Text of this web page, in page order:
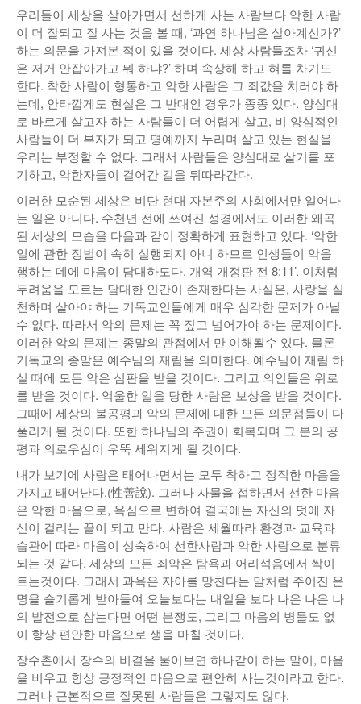
우리들이 세상을 살아가면서 선하게 사는 사람보다 악한 사람
이 더 잘되고 잘 사는 것을 볼 때, ‘과연 하나님은 살아계신가?’
하는 의문을 가져본 적이 있을 것이다. 세상 사람들조차 ‘귀신
은 저거 안잡아가고 뭐 하냐?’ 하며 속상해 하고 혀를 차기도
한다. 착한 사람이 형통하고 악한 사람은 그 죄값을 치러야 하
는데, 안타깝게도 현실은 그 반대인 경우가 종종 있다. 양심대
로 바르게 살고자 하는 사람들이 더 어렵게 살고, 비 양심적인
사람들이 더 부자가 되고 명예까지 누리며 살고 있는 현실을
우리는 부정할 수 없다. 그래서 사람들은 양심대로 살기를 포
기하고, 악한자들이 걸어간 길을 뒤따라간다.
이러한 모순된 세상은 비단 현대 자본주의 사회에서만 일어나
는 일은 아니다. 수천년 전에 쓰여진 성경에서도 이러한 왜곡
된 세상의 모습을 다음과 같이 정확하게 표현하고 있다. ‘악한
일에 관한 징벌이 속히 실행되지 아니 하므로 인생들이 악을
행하는 데에 마음이 담대하도다. 개역 개정판 전 8:11’. 이처럼
두려움을 모르는 담대한 인간이 존재한다는 사실은, 사랑을 실
천하며 살아야 하는 기독교인들에게 매우 심각한 문제가 아닐
수 없다. 따라서 악의 문제는 꼭 짚고 넘어가야 하는 문제이다.
이러한 악의 문제는 종말의 관점에서 만 이해될수 있다. 물론
기독교의 종말은 예수님의 재림을 의미한다. 예수님이 재림 하
실 때에 모든 악은 심판을 받을 것이다. 그리고 의인들은 위로
를 받을 것이다. 억울한 일을 당한 사람은 보상을 받을 것이다.
그때에 세상의 불공평과 악의 문제에 대한 모든 의문점들이 다
풀리게 될 것이다. 또한 하나님의 주권이 회복되며 그 분의 공
평과 의로우심이 우뚝 세워지게 될 것이다.
내가 보기에 사람은 태어나면서는 모두 착하고 정직한 마음을
가지고 태어난다.(性善說). 그러나 사물을 접하면서 선한 마음
은 악한 마음으로, 욕심으로 변하여 결국에는 자신의 덧에 자
신이 걸리는 꼴이 되고 만다. 사람은 세월따라 환경과 교육과
습관에 따라 마음이 성숙하여 선한사람과 악한 사람으로 분류
되는 것 같다. 세상의 모든 죄악은 탐욕과 어리석음에서 싹이
트는것이다. 그래서 과욕은 자아를 망친다는 말처럼 주어진 운
명을 슬기롭게 받아들여 오늘보다는 내일을 보다 나은 나은 나
의 발전으로 삼는다면 어떤 분쟁도, 그리고 마음의 병들도 없
이 항상 편안한 마음으로 생을 마칠 것이다.
장수촌에서 장수의 비결을 물어보면 하나같이 하는 말이, 마음
을 비우고 항상 긍정적인 마음으로 편안히 사는것이라고 한다.
그러나 근본적으로 잘못된 사람들은 그렇지도 않다.